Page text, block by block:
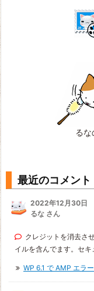
るな
最近のコメント
2022年12月30日
るな さん
クレジットを消去さ
イルを含んでます。セ
WP 6.1 で AMP エラ